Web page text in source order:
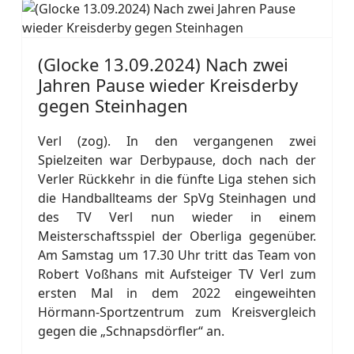
(Glocke 13.09.2024) Nach zwei
Jahren Pause wieder Kreisderby
gegen Steinhagen
Verl (zog). In den vergangenen zwei
Spielzeiten war Derbypause, doch nach der
Verler Rückkehr in die fünfte Liga stehen sich
die Handballteams der SpVg Steinhagen und
des TV Verl nun wieder in einem
Meisterschaftsspiel der Oberliga gegenüber.
Am Samstag um 17.30 Uhr tritt das Team von
Robert Voßhans mit Aufsteiger TV Verl zum
ersten Mal in dem 2022 eingeweihten
Hörmann-Sportzentrum zum Kreisvergleich
gegen die „Schnapsdörfler“ an.